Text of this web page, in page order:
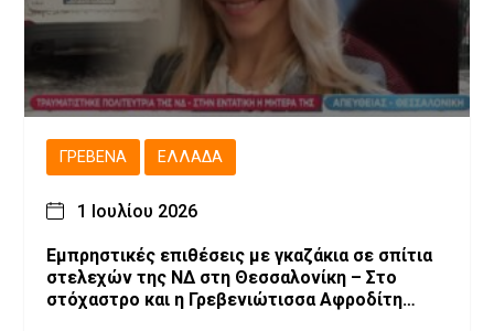
ΓΡΕΒΕΝΆ ΕΛΛΆΔΑ
1 Ιουλίου 2026
Εμπρηστικές επιθέσεις με γκαζάκια σε σπίτια
στελεχών της ΝΔ στη Θεσσαλονίκη – Στο
στόχαστρο και η Γρεβενιώτισσα Αφροδίτη